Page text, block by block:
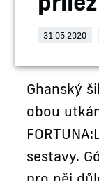
31.05.2020
Ghanský
obou
sestavy.